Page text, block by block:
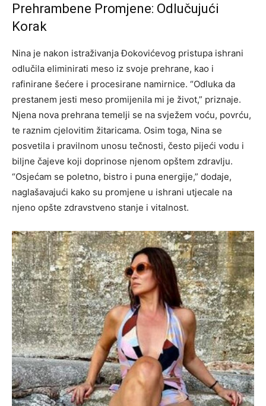
Prehrambene Promjene: Odlučujući
Korak
Nina je nakon istraživanja Đokovićevog pristupa ishrani
odlučila eliminirati meso iz svoje prehrane, kao i
rafinirane šećere i procesirane namirnice. “Odluka da
prestanem jesti meso promijenila mi je život,” priznaje.
Njena nova prehrana temelji se na svježem voću, povrću,
te raznim cjelovitim žitaricama. Osim toga, Nina se
posvetila i pravilnom unosu tečnosti, često pijeći vodu i
biljne čajeve koji doprinose njenom opštem zdravlju.
“Osjećam se poletno, bistro i puna energije,” dodaje,
naglašavajući kako su promjene u ishrani utjecale na
njeno opšte zdravstveno stanje i vitalnost.